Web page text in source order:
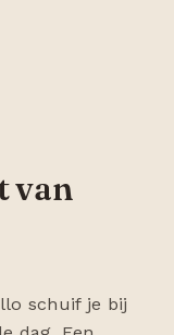
van
schuif je bij